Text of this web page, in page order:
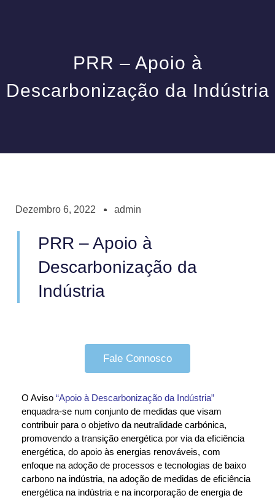
PRR – Apoio à
Descarbonização da Indústria
Dezembro 6, 2022 admin
PRR – Apoio à
Descarbonização da
Indústria
Fale Connosco
O Aviso “Apoio à Descarbonização da Indústria”
enquadra-se num conjunto de medidas que visam
contribuir para o objetivo da neutralidade carbónica,
promovendo a transição energética por via da eficiência
energética, do apoio às energias renováveis, com
enfoque na adoção de processos e tecnologias de baixo
carbono na indústria, na adoção de medidas de eficiência
energética na indústria e na incorporação de energia de